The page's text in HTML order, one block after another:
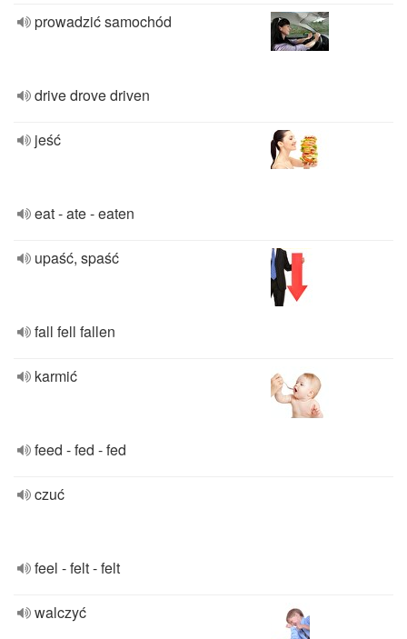
prowadzić samochód
drive drove driven
jeść
eat - ate - eaten
upaść, spaść
fall fell fallen
karmić
feed - fed - fed
czuć
feel - felt - felt
walczyć